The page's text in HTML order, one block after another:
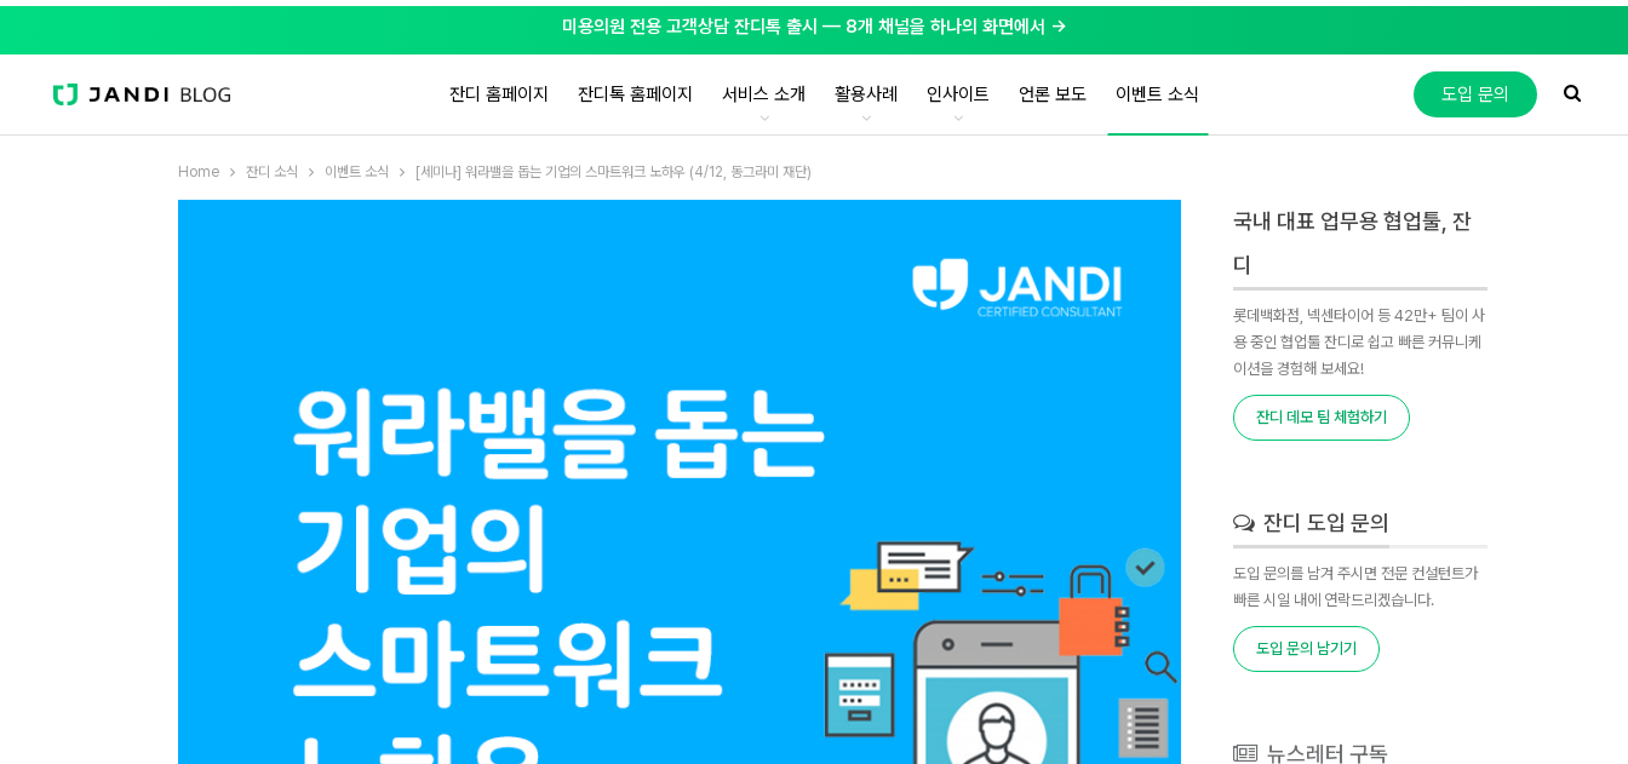
미용의원 전용 고객상담 잔디톡 출시 — 8개 채널을 하나의 화면에서 →
도입 문의
잔디 홈페이지 잔디톡 홈페이지 서비스 소개 활용사례 인사이트 언론 보도 이벤트 소식
Home 잔디 소식 이벤트 소식 [세미나] 워라밸을 돕는 기업의 스마트워크 노하우 (4/12, 동그라미 재단)
국내 대표 업무용 협업툴, 잔
디
롯데백화점, 넥센타이어 등 42만+ 팀이 사
용 중인 협업툴 잔디로 쉽고 빠른 커뮤니케
이션을 경험해 보세요!
잔디 데모 팀 체험하기
잔디 도입 문의
도입 문의를 남겨 주시면 전문 컨설턴트가
빠른 시일 내에 연락드리겠습니다.
도입 문의 남기기
뉴스레터 구독